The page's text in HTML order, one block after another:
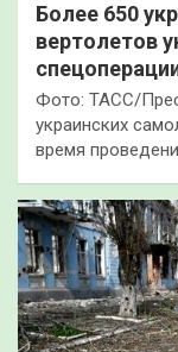
Более 650
вертолетов
Фото: ТАСC/
украинских
время